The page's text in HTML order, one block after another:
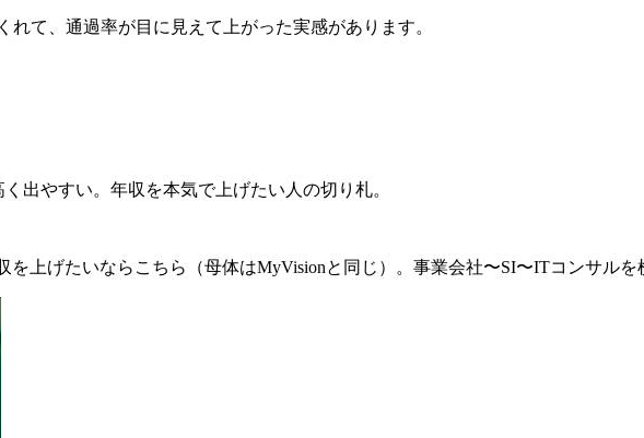
て、通過率が目に見えて上がった実感があります。
出やすい。年収を本気で上げたい人の切り札。
上げたいならこちら（母体はMyVisionと同じ）。事業会社〜SI〜ITコンサルを